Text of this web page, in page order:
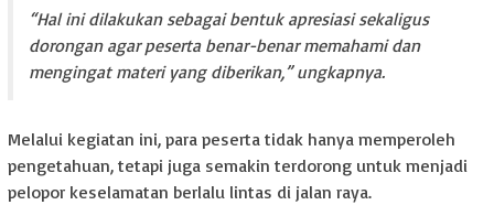
“Hal ini dilakukan sebagai bentuk apresiasi sekaligus
dorongan agar peserta benar-benar memahami dan
mengingat materi yang diberikan,” ungkapnya.
Melalui kegiatan ini, para peserta tidak hanya memperoleh
pengetahuan, tetapi juga semakin terdorong untuk menjadi
pelopor keselamatan berlalu lintas di jalan raya.